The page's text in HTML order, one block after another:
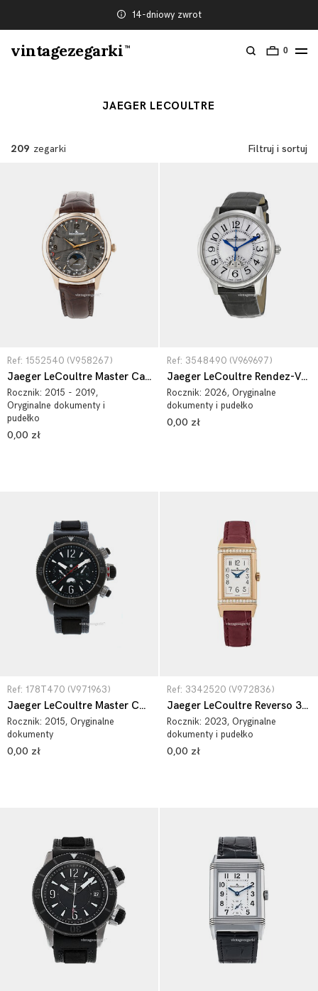
14-dniowy zwrot
vintagezegarki TM 0
JAEGER LECOULTRE
209 zegarki Filtruj i sortuj
Ref: 1552540 (V958267)
Jaeger LeCoultre Master Calendar Pink Gold 1552540
Rocznik: 2015 - 2019,
Oryginalne dokumenty i
pudełko
0,00 zł
Ref: 3548490 (V969697)
Jaeger LeCoultre Rendez-Vous Date Stainless Steel 3548490
Rocznik: 2026, Oryginalne
dokumenty i pudełko
0,00 zł
Ref: 178T470 (V971963)
Jaeger LeCoultre Master Compressor Diving 178T470
Rocznik: 2015, Oryginalne
dokumenty
0,00 zł
Ref: 3342520 (V972836)
Jaeger LeCoultre Reverso 3342520
Rocznik: 2023, Oryginalne
dokumenty i pudełko
0,00 zł